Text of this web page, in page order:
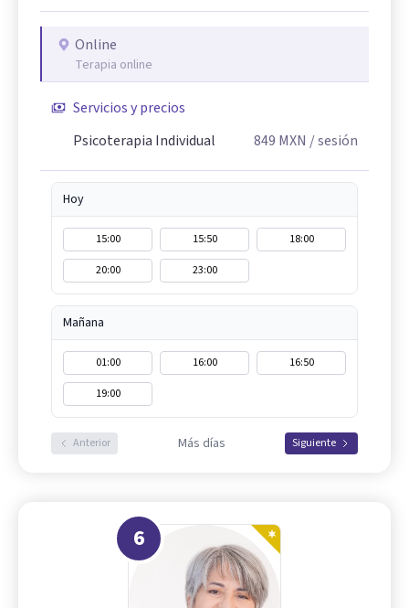
Online
Terapia online
Servicios y precios
Psicoterapia Individual
849 MXN / sesión
Hoy
15:00 15:50
18:00
20:00
23:00
Mañana
01:00 16:00
16:50
19:00
Anterior Más días Siguiente
6